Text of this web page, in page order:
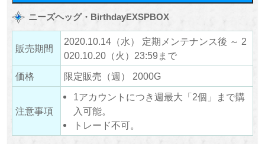
ニーズヘッグ・BirthdayEXSPBOX
販売期間
2020.10.14（水） 定期メンテナンス後 ～ 2
020.10.20（火）23:59まで
価格
限定販売（週） 2000G
注意事項
1アカウントにつき週最大「2個」まで購
入可能。
トレード不可。